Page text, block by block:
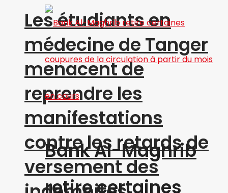
Les étudiants en
médecine de Tanger
menacent de
reprendre les
manifestations
contre les retards de
versement des
Bank Al-Maghrib
retire certaines